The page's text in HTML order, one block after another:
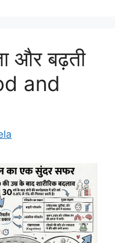
और बढ़ती
and